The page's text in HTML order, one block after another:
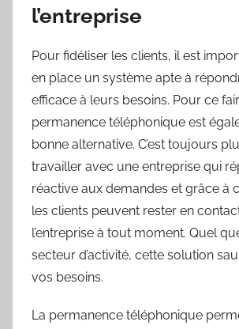
l’entreprise
Pour fidéliser les clients, il est
en place un système apte à
efficace à leurs besoins. Pour ce
permanence téléphonique est
bonne alternative. C’est toujours
travailler avec une entreprise qui
réactive aux demandes et grâce à
les clients peuvent rester en
l’entreprise à tout moment. Quel
secteur d’activité, cette solution
vos besoins.
La permanence téléphonique